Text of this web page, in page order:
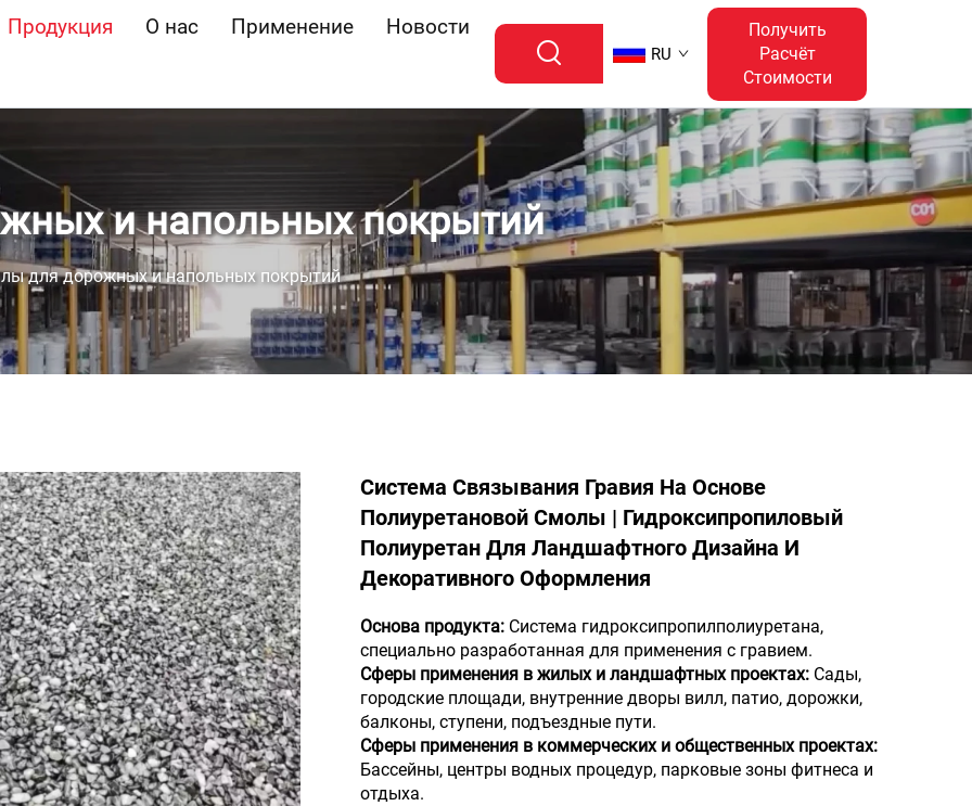
Продукция О нас Применение Новости
RU
Получить
Расчёт
Стоимости
и напольных покрытий
для дорожных и напольных покрытий
Система Связывания Гравия На Основе
Полиуретановой Смолы | Гидроксипропиловый
Полиуретан Для Ландшафтного Дизайна И
Декоративного Оформления
Основа продукта: Система гидроксипропилполиуретана,
специально разработанная для применения с гравием.
Сферы применения в жилых и ландшафтных проектах: Сады,
городские площади, внутренние дворы вилл, патио, дорожки,
балконы, ступени, подъездные пути.
Сферы применения в коммерческих и общественных проектах:
Бассейны, центры водных процедур, парковые зоны фитнеса и
отдыха.